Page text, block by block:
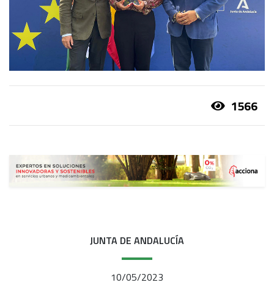
1566
JUNTA DE ANDALUCÍA
10/05/2023